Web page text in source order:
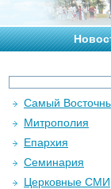
Самый
Митрополия
Епархия
Семинария
Церковные СМИ